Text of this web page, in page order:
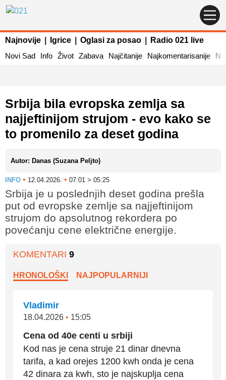
Najnovije Igrice Oglasi za posao
Radio 021 live
Novi Sad
Info Život Zabava Najčitanije Najkomentarisanije
Srbija bila evropska zemlja sa
najjeftinijom strujom - evo kako se
to promenilo za deset godina
Autor: Danas (Suzana Peljto)
INFO • 12.04.2026. • 07:01 > 05:25
Srbija je u poslednjih deset godina prešla
put od evropske zemlje sa najjeftinijom
strujom do apsolutnog rekordera po
povećanju cene električne energije.
KOMENTARI 9
HRONOLOŠKI NAJPOPULARNIJI
Vladimir
18.04.2026 • 15:05
Cena od 40e centi u srbiji
Kod nas je cena struje 21 dinar dnevna
tarifa, a kad orejes 1200 kwh onda je cena
42 dinara za kwh, sto je najskuplja cena